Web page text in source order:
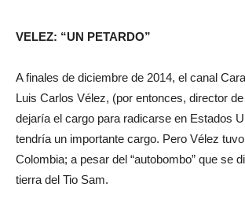
VELEZ: “UN PETARDO”
A finales de diciembre de 2014, el canal
Luis Carlos Vélez, (por entonces, director
dejaría el cargo para radicarse en Estados
tendría un importante cargo. Pero Vélez
Colombia; a pesar del “autobombo” que se
tierra del Tio Sam.